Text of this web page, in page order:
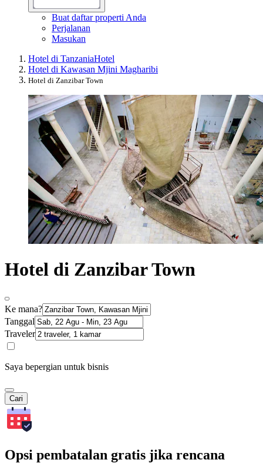
Buat daftar properti Anda
Perjalanan
Masukan
Hotel di TanzaniaHotel
Hotel di Kawasan Mjini Magharibi
Hotel di Zanzibar Town
Hotel di Zanzibar Town
Ke mana?
Tanggal
Traveler
Saya bepergian untuk bisnis
Cari
Opsi pembatalan gratis jika rencana